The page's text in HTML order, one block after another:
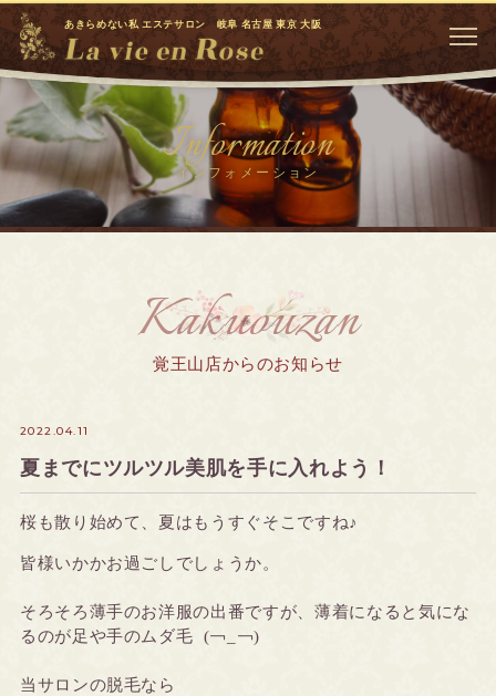
あきらめない私 エステサロン 岐阜 名古屋 東京 大阪
Information
インフォメーション
Kakuouzan
覚王山店からのお知らせ
2022.04.11
夏までにツルツル美肌を手に入れよう！
桜も散り始めて、夏はもうすぐそこですね♪
皆様いかかお過ごしでしょうか。
そろそろ薄手のお洋服の出番ですが、薄着になると気にな
るのが足や手のムダ毛 (￢_￢)
当サロンの脱毛なら